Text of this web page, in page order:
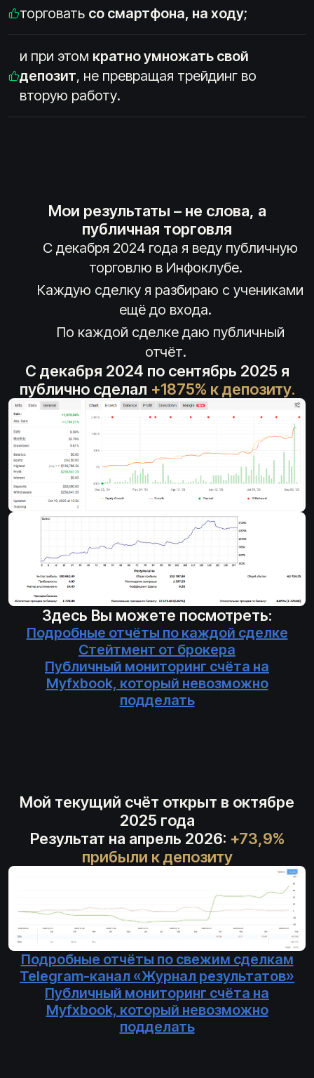
торговать со смартфона, на ходу;
и при этом кратно умножать свой
депозит, не превращая трейдинг во
вторую работу.
Мои результаты – не слова, а
публичная торговля
С декабря 2024 года я веду публичную
торговлю в Инфоклубе.
Каждую сделку я разбираю с учениками
ещё до входа.
По каждой сделке даю публичный
отчёт.
С декабря 2024 по сентябрь 2025 я
публично сделал +1875% к депозиту.
Здесь Вы можете посмотреть:
Подробные отчёты по каждой сделке
Стейтмент от брокера
Публичный мониторинг счёта на
Myfxbook, который невозможно
подделать
Мой текущий счёт открыт в октябре
2025 года
Результат на апрель 2026: +73,9%
прибыли к депозиту
Подробные отчёты по свежим сделкам
Telegram-канал «Журнал результатов»
Публичный мониторинг счёта на
Myfxbook, который невозможно
подделать